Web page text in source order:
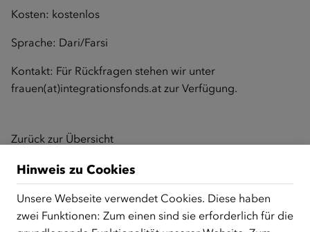
Kosten: kostenlos
Sprache: Dari/Farsi
Kontakt: Für Rückfragen stehen wir unter
frauen(at)integrationsfonds.at zur Verfügung.
Zurück zur Übersicht
ÜBER UNS
Der Österreichische Integrationsfonds (ÖIF) ist ein Fonds der
Hinweis zu Cookies
Unsere Webseite verwendet Cookies. Diese haben
zwei Funktionen: Zum einen sind sie erforderlich für die